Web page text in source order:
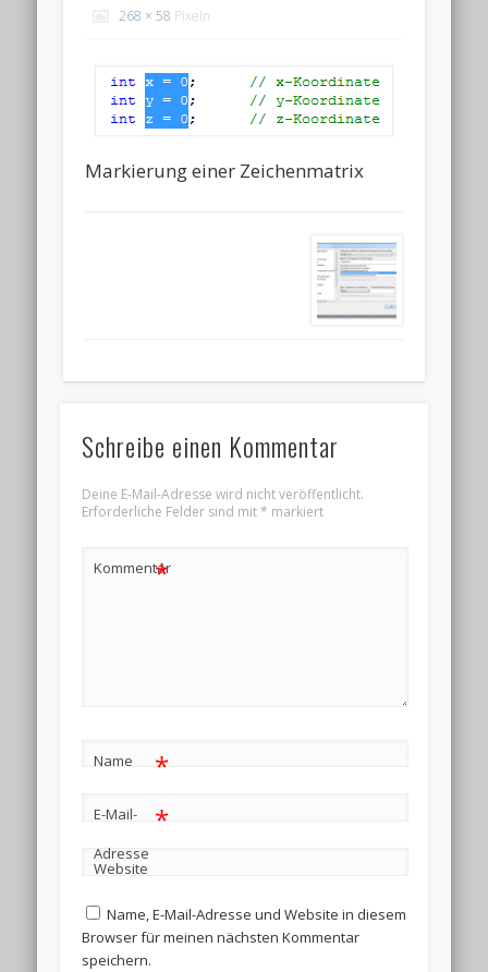
268 × 58 Pixeln
Markierung einer Zeichenmatrix
Schreibe einen Kommentar
Deine E-Mail-Adresse wird nicht veröffentlicht.
Erforderliche Felder sind mit* markiert
Kommentar
*
Name *
E-Mail-
Adresse
*
Website
Name, E-Mail-Adresse und Website in diesem
Browser für meinen nächsten Kommentar
speichern.